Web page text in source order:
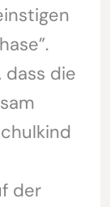
die
der